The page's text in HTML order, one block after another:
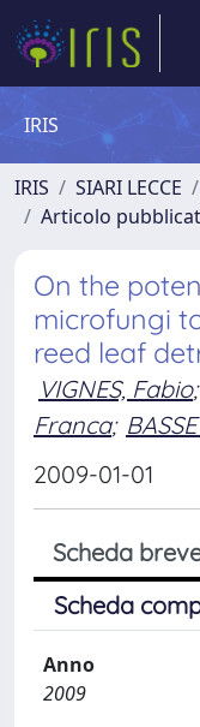
IRIS
IRIS SIARI LECCE
Articolo
On the
microfungi
reed leaf
VIGNES, Fabio;
Franca;
2009-01-01
Scheda
Scheda
Anno
2009